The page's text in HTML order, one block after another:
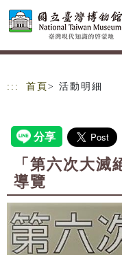
跳到主要內容
網站導覽
::: 首頁 > 活動明細
「第六次大
導覽